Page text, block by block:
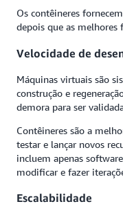
Os contêineres
depois que as melhores
Velocidade de
Máquinas virtuais são
construção e
demora para ser
Contêineres são a
testar e lançar novos
incluem apenas
modificar e fazer
Escalabilidade